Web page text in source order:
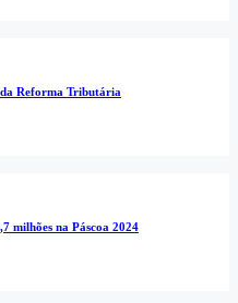
da Reforma Tributária
milhões na Páscoa 2024